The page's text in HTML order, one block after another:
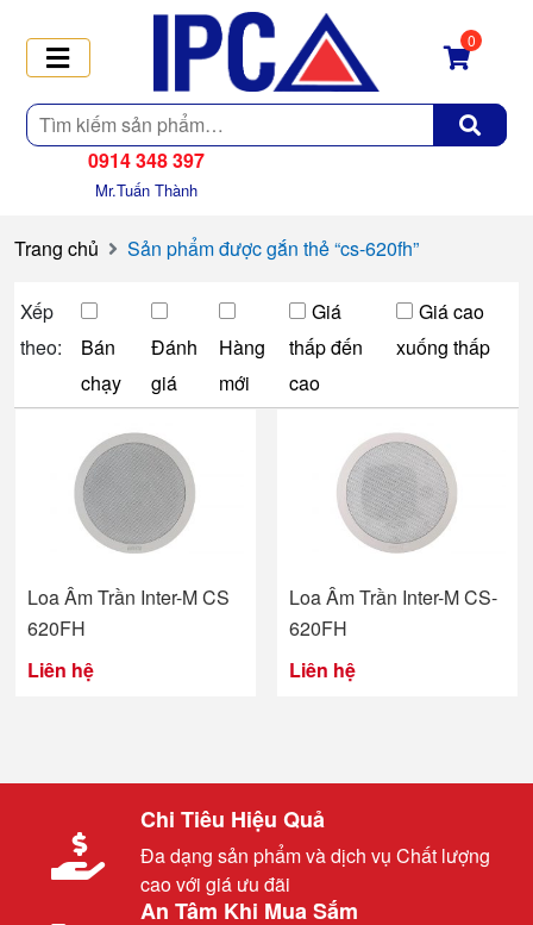
Tìm
kiếm
0
0914 348 397
Mr.Tuấn Thành
Trang chủ Sản phẩm được gắn thẻ “cs-620fh”
Xếp
theo:
Bán
chạy
Đánh
giá
Hàng
mới
Giá
thấp đến
cao
Giá cao
xuống thấp
Loa Âm Trần Inter-M CS
620FH
Liên hệ
Loa Âm Trần Inter-M CS-
620FH
Liên hệ
Chi Tiêu Hiệu Quả
Đa dạng sản phẩm và dịch vụ Chất lượng
cao với giá ưu đãi
An Tâm Khi Mua Sắm